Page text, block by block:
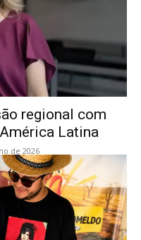
regional com
Latina
de 2026